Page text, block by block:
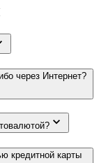
через Интернет?
кредитной карты